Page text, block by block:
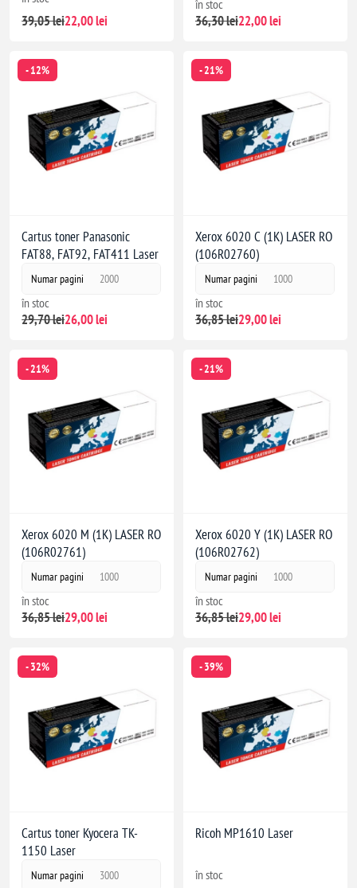
39,05 lei22,00 lei
în stoc
36,30 lei22,00 lei
- 12%
Cartus toner Panasonic
FAT88, FAT92, FAT411 Laser
Numar pagini 2000
în stoc
29,70 lei26,00 lei
- 21%
Xerox 6020 C (1K) LASER RO
(106R02760)
Numar pagini 1000
în stoc
36,85 lei29,00 lei
- 21%
Xerox 6020 M (1K) LASER RO
(106R02761)
Numar pagini 1000
în stoc
36,85 lei29,00 lei
- 21%
Xerox 6020 Y (1K) LASER RO
(106R02762)
Numar pagini 1000
în stoc
36,85 lei29,00 lei
- 32%
Cartus toner Kyocera TK-
1150 Laser
Numar pagini 3000
- 39%
Ricoh MP1610 Laser
în stoc